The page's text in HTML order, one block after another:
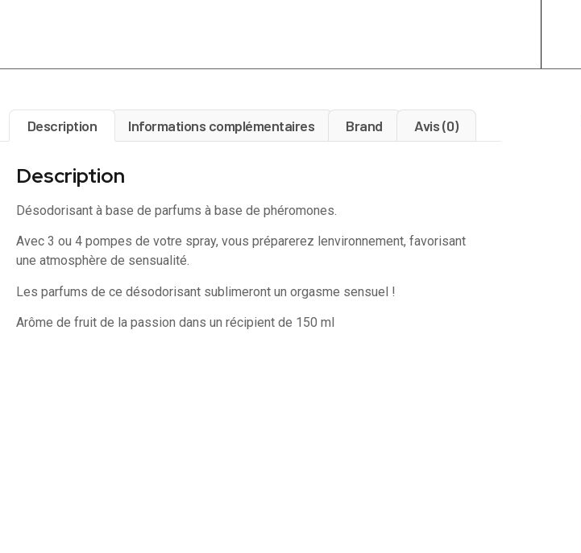
Description Informations complémentaires Brand Avis (0)
Description
Désodorisant à base de parfums à base de phéromones.
Avec 3 ou 4 pompes de votre spray, vous préparerez lenvironnement, favorisant
une atmosphère de sensualité.
Les parfums de ce désodorisant sublimeront un orgasme sensuel !
Arôme de fruit de la passion dans un récipient de 150 ml